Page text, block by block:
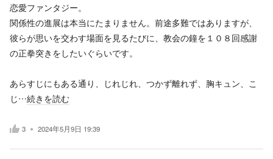
恋愛ファンタジー。
関係性の進展は本当にたまりません。前途多難ではありますが、
彼らが思いを交わす場面を見るたびに、教会の鐘を１０８回感謝
の正拳突きをしたいぐらいです。
あらすじにもある通り、じれじれ、つかず離れず、胸キュン、こ
じ…続きを読む
3 2024年5月9日 19:39